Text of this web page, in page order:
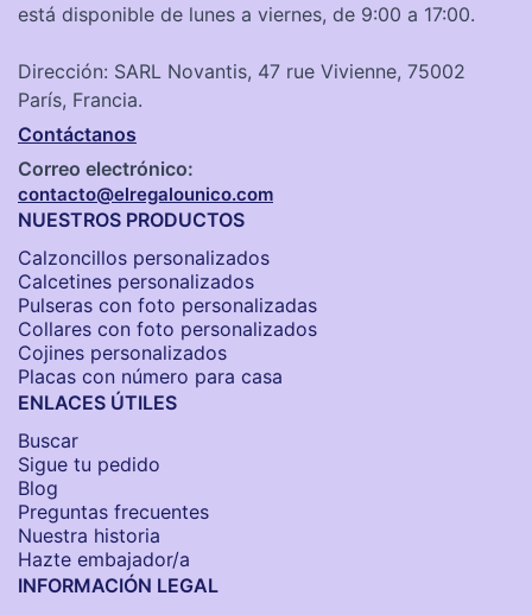
está disponible de lunes a viernes, de 9:00 a 17:00.
Dirección: SARL Novantis, 47 rue Vivienne, 75002
París, Francia.
Contáctanos
Correo electrónico:
contacto@elregalounico.com
NUESTROS PRODUCTOS
Calzoncillos personalizados​
Calcetines personalizados
Pulseras con foto personalizadas
Collares con foto personalizados
Cojines personalizados
Placas con número para casa
ENLACES ÚTILES
Buscar
Sigue tu pedido
Blog
Preguntas frecuentes
Nuestra historia
Hazte embajador/a
INFORMACIÓN LEGAL